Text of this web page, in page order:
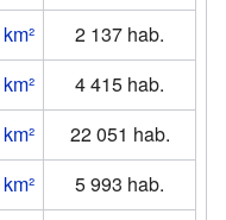
km² 2 137 hab.
km² 4 415 hab.
km² 22 051 hab.
km² 5 993 hab.